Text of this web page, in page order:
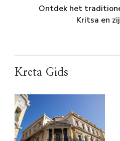
Ontdek het
Kritsa en
Kreta Gids